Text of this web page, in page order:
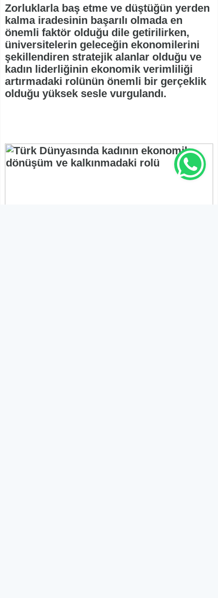
Zorluklarla baş etme ve düştüğün yerden
kalma iradesinin başarılı olmada en
önemli faktör olduğu dile getirilirken,
üniversitelerin geleceğin ekonomilerini
şekillendiren stratejik alanlar olduğu ve
kadın liderliğinin ekonomik verimliliği
artırmadaki rolünün önemli bir gerçeklik
olduğu yüksek sesle vurgulandı.